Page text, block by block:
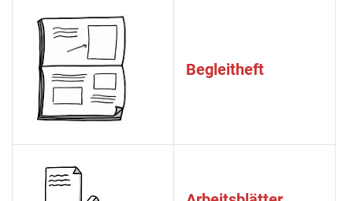
Begleitheft